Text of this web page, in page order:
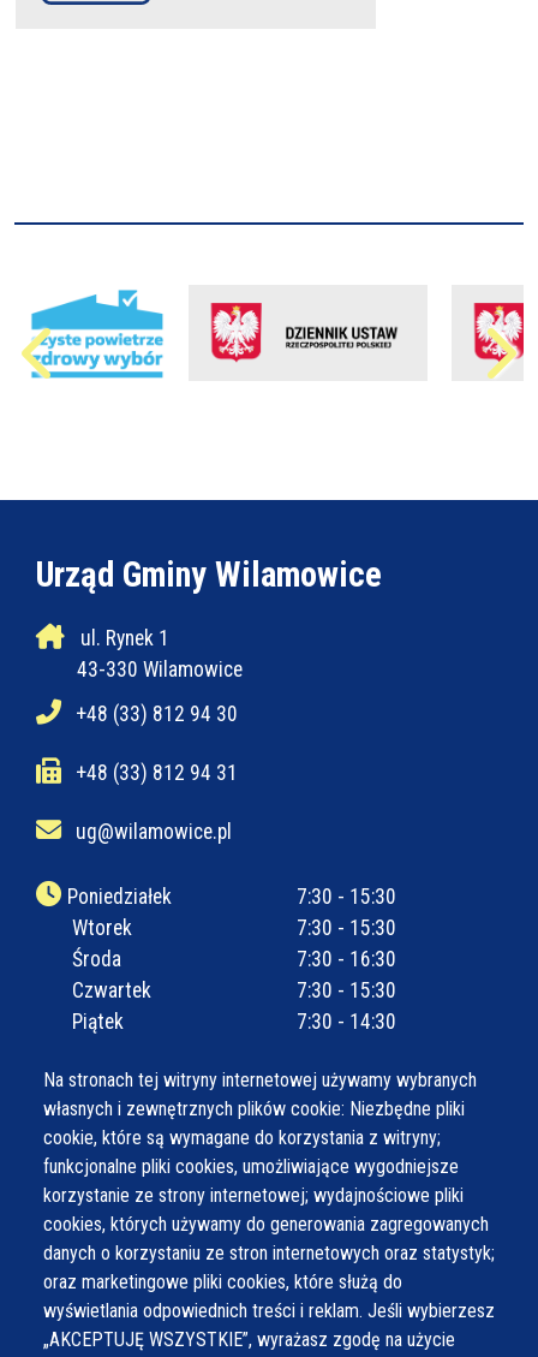
Na stronach tej witryny internetowej używamy wybranych
własnych i zewnętrznych plików cookie: Niezbędne pliki
cookie, które są wymagane do korzystania z witryny;
funkcjonalne pliki cookies, umożliwiające wygodniejsze
korzystanie ze strony internetowej; wydajnościowe pliki
cookies, których używamy do generowania zagregowanych
danych o korzystaniu ze stron internetowych oraz statystyk;
oraz marketingowe pliki cookies, które służą do
wyświetlania odpowiednich treści i reklam. Jeśli wybierzesz
„AKCEPTUJĘ WSZYSTKIE”, wyrażasz zgodę na użycie
Urząd Gminy Wilamowice
ul. Rynek 1
43-330 Wilamowice
+48 (33) 812 94 30
+48 (33) 812 94 31
ug@wilamowice.pl
Poniedziałek
7:30 - 15:30
Wtorek
7:30 - 15:30
Środa
7:30 - 16:30
Czwartek
7:30 - 15:30
Piątek
7:30 - 14:30